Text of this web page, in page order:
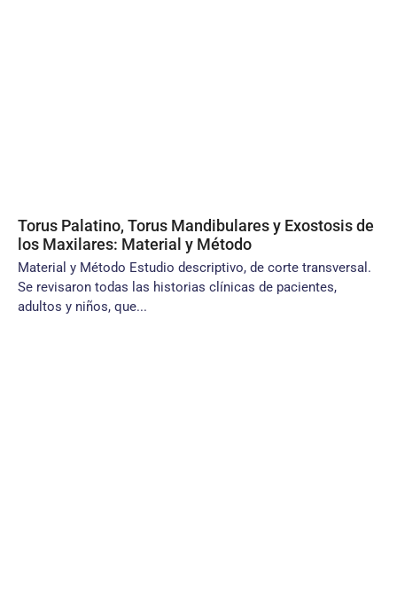
Torus Palatino, Torus Mandibulares y Exostosis de
los Maxilares: Material y Método
Material y Método Estudio descriptivo, de corte transversal.
Se revisaron todas las historias clínicas de pacientes,
adultos y niños, que...